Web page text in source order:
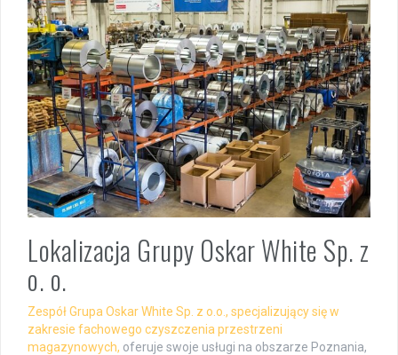
Lokalizacja Grupy Oskar White Sp. z
o. o.
Zespół Grupa Oskar White Sp. z o.o., specjalizujący się w
zakresie fachowego czyszczenia przestrzeni
magazynowych, oferuje swoje usługi na obszarze Poznania,